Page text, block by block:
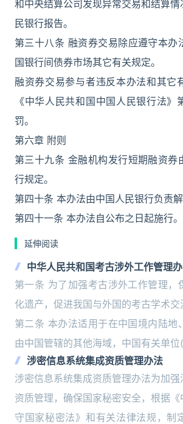
和中央结算公司发现异常交易和结算
民银行报告。
第三十八条 融资券交易除应遵守本办
国银行间债券市场其它有关规定。
融资券交易参与者违反本办法和其它
《中华人民共和国中国人民银行法》
罚。
第六章 附则
第三十九条 金融机构发行短期融资券
行规定。
第四十条 本办法由中国人民银行负责解
第四十一条 本办法自公布之日起施行。
延伸阅读
中华人民共和国考古涉外工作管理
第一条 为了加强考古涉外工作管理，
化遗产，促进我国与外国的考古学术交
第二条 本办法适用于在中国境内陆地
由中国管辖的其他海域，中国有关单
涉密信息系统集成资质管理办法
涉密信息系统集成资质管理办法为加
资质管理，确保国家秘密安全，根据
守国家秘密法》和有关法律法规，制